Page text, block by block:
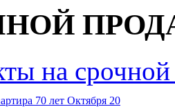
на
70 лет Октября 20